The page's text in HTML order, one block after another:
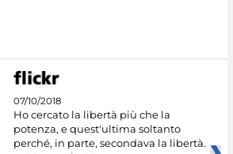
07/10/2018
Ho cercato la libertà più che la
potenza, e quest'ultima soltanto
perché, in parte, secondava la libertà.